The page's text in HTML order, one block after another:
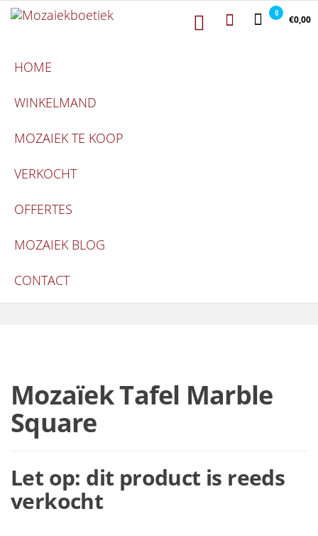
Ga naar de inhoud Mozaiekboetiek0
€0,00
HOME
WINKELMAND
MOZAIEK TE KOOP
VERKOCHT
OFFERTES
MOZAIEK BLOG
CONTACT
Mozaïek Tafel Marble
Square
Let op: dit product is reeds
verkocht